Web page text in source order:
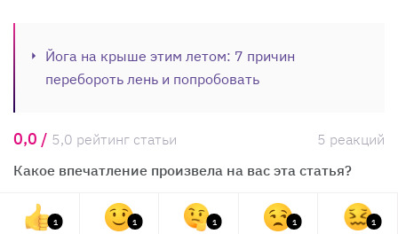
Йога на крыше этим летом: 7 причин
перебороть лень и попробовать
0,0 / 5,0 рейтинг статьи
5 реакций
Какое впечатление произвела на вас эта статья?
1 1 1 1 1